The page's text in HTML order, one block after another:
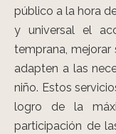
público a la hora
y universal el
temprana,
adapten a las
niño. Estos
logro de la
participación de